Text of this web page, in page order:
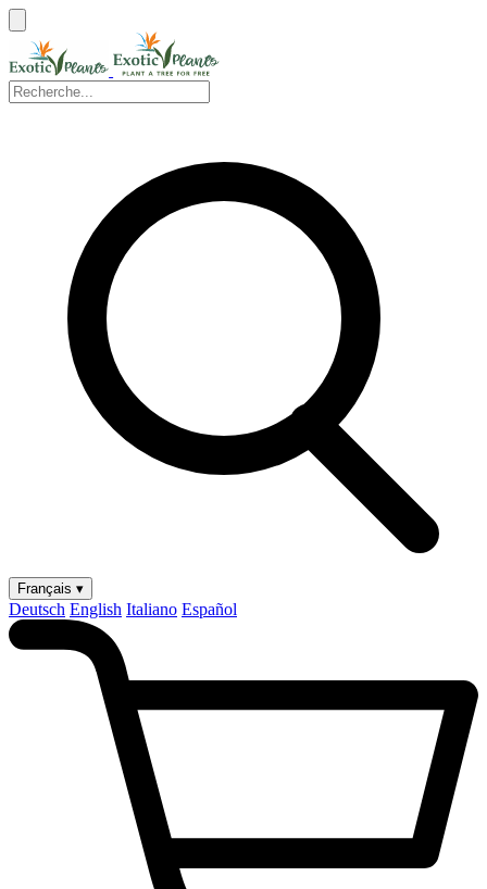
Français ▾
Deutsch English Italiano Español